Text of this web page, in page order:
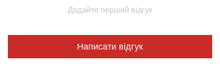
Додайте перший відгук
Написати відгук